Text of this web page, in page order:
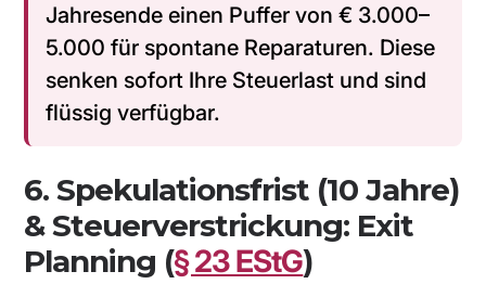
Jahresende einen Puffer von € 3.000–
5.000 für spontane Reparaturen. Diese
senken sofort Ihre Steuerlast und sind
flüssig verfügbar.
6. Spekulationsfrist (10 Jahre)
& Steuerverstrickung: Exit
Planning (§ 23 EStG)